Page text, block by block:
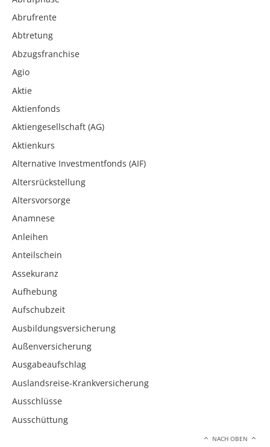
Abrufrente
Abtretung
Abzugsfranchise
Agio
Aktie
Aktienfonds
Aktiengesellschaft (AG)
Aktienkurs
Alternative Investmentfonds (AIF)
Altersrückstellung
Altersvorsorge
Anamnese
Anleihen
Anteilschein
Assekuranz
Aufhebung
Aufschubzeit
Ausbildungsversicherung
Außenversicherung
Ausgabeaufschlag
Auslandsreise-Krankversicherung
Ausschlüsse
Ausschüttung
NACH OBEN